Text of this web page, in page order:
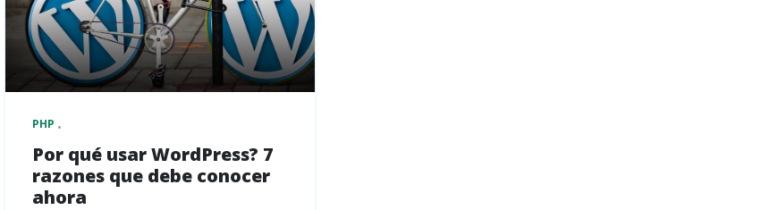
PHP
Por qué usar WordPress? 7
razones que debe conocer
ahora